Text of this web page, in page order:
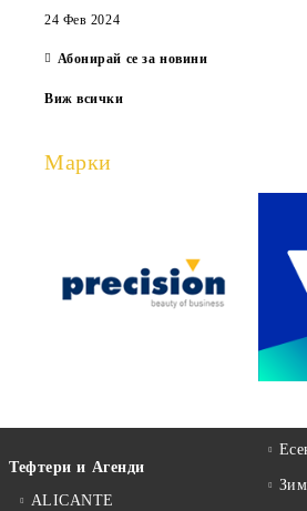
24 Фев 2024
Абонирай се за новини
Виж всички
Марки
Тефтери и Агенди
ALICANTE